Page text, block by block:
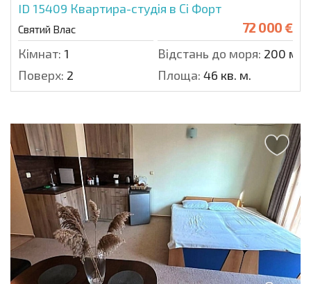
ID 15409 Квартира-студія в Сі Форт
Святий Влас 72 000 €
Кімнат: 1 Відстань до моря: 200 м.
Поверх: 2 Площа: 46 кв. м.